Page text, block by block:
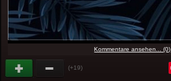
Kommentare ansehen... (0)
(+19)